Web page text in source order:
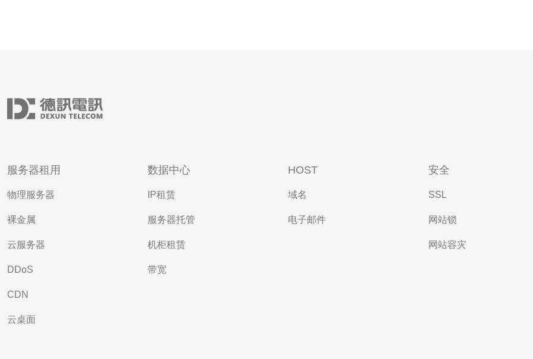
服务器租用
物理服务器
裸金属
云服务器
DDoS
CDN
云桌面
数据中心
IP租赁
服务器托管
机柜租赁
带宽
HOST
域名
电子邮件
安全
SSL
网站锁
网站容灾